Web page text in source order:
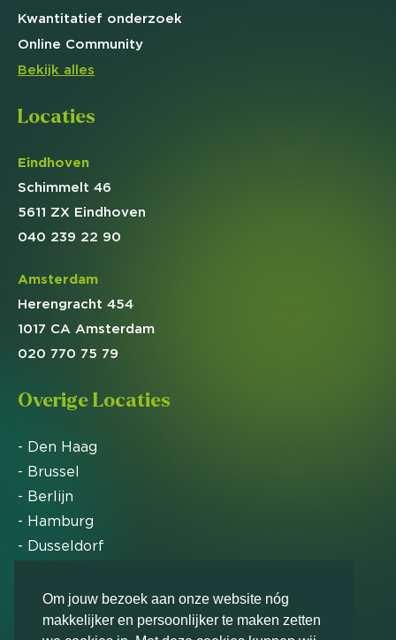
Om jouw bezoek aan onze website nóg
makkelijker en persoonlijker te maken zetten
Kwantitatief onderzoek
Online Community
Bekijk alles
Locaties
Eindhoven
Schimmelt 46
5611 ZX Eindhoven
040 239 22 90
Amsterdam
Herengracht 454
1017 CA Amsterdam
020 770 75 79
Overige Locaties
- Den Haag
- Brussel
- Berlijn
- Hamburg
- Dusseldorf
Markteffect is door het Financieele Dagblad